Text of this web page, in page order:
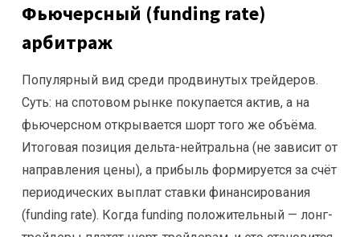
Фьючерсный (funding rate)
арбитраж
Популярный вид среди продвинутых трейдеров.
Суть: на спотовом рынке покупается актив, а на
фьючерсном открывается шорт того же объёма.
Итоговая позиция дельта-нейтральна (не зависит от
направления цены), а прибыль формируется за счёт
периодических выплат ставки финансирования
(funding rate). Когда funding положительный — лонг-